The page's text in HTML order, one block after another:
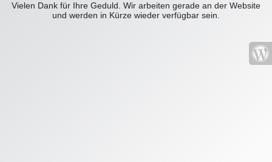
Vielen Dank für Ihre Geduld. Wir arbeiten gerade an der Website
und werden in Kürze wieder verfügbar sein.